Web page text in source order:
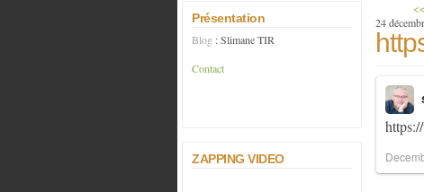
Présentation
Blog : Slimane TIR
Contact
ZAPPING VIDEO
24